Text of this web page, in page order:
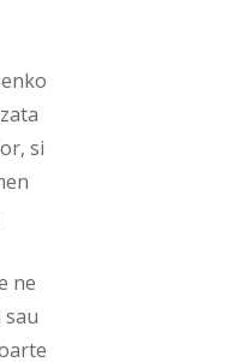
rapide pana la muraturi, sosuri, marinade, vinegrete, amestecuri de condimente, smoothie-uri, fursecuri, biscuiti, jeleuri, topinguri si alte deserturi si gustari delicioase si totodata sanatoase. Pentru cei dintre voi care nu aveti nevoie sa faceti o schimbare radicala in alimentatie, ci doar anumite corecturi, autoarea va propune